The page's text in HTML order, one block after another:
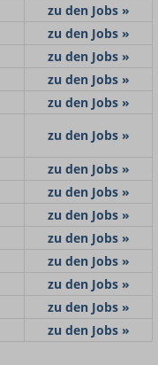
zu den Jobs »
zu den Jobs »
zu den Jobs »
zu den Jobs »
zu den Jobs »
zu den Jobs »
zu den Jobs »
zu den Jobs »
zu den Jobs »
zu den Jobs »
zu den Jobs »
zu den Jobs »
zu den Jobs »
zu den Jobs »